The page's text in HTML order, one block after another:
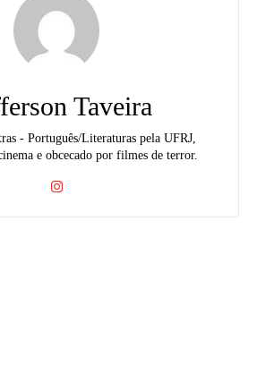
Taveira
- Português/Literaturas pela UFRJ,
e obcecado por filmes de terror.